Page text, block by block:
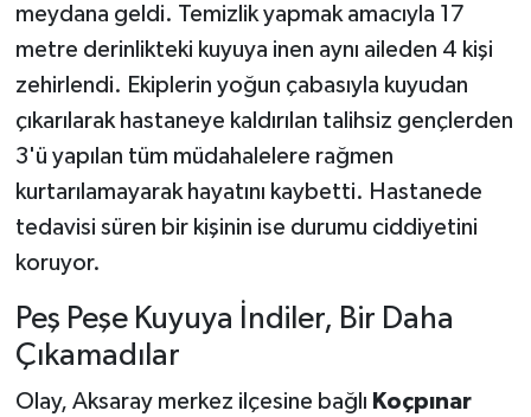
meydana geldi. Temizlik yapmak amacıyla 17
metre derinlikteki kuyuya inen aynı aileden 4 kişi
zehirlendi. Ekiplerin yoğun çabasıyla kuyudan
çıkarılarak hastaneye kaldırılan talihsiz gençlerden
3'ü yapılan tüm müdahalelere rağmen
kurtarılamayarak hayatını kaybetti. Hastanede
tedavisi süren bir kişinin ise durumu ciddiyetini
koruyor.
Peş Peşe Kuyuya İndiler, Bir Daha
Çıkamadılar
Olay, Aksaray merkez ilçesine bağlı Koçpınar